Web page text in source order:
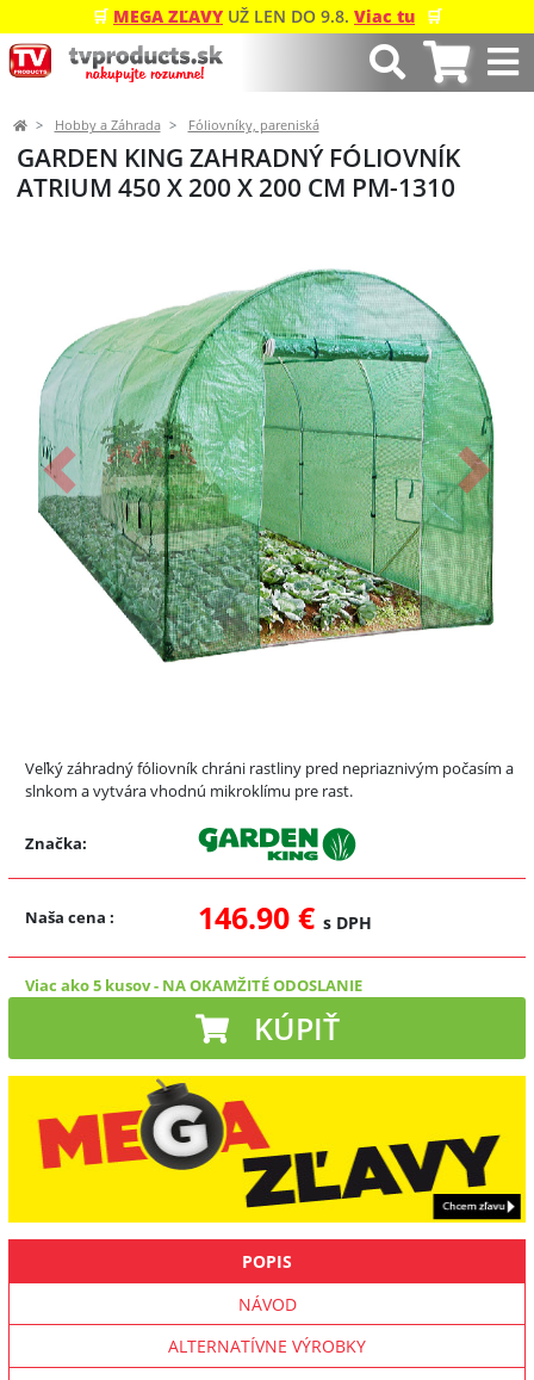
🛒 MEGA ZĽAVY UŽ LEN DO 9.8. Viac tu 🛒
Hobby a Záhrada Fóliovníky, pareniská
GARDEN KING ZAHRADNÝ FÓLIOVNÍK
ATRIUM 450 X 200 X 200 CM PM-1310
Predchádzajúci Ďalší
Veľký záhradný fóliovník chráni rastliny pred nepriaznivým počasím a
slnkom a vytvára vhodnú mikroklímu pre rast.
Značka:
Naša cena : 146.90 € s DPH
Viac ako 5 kusov- NA OKAMŽITÉ ODOSLANIE
KÚPIŤ
POPIS
NÁVOD
ALTERNATÍVNE VÝROBKY